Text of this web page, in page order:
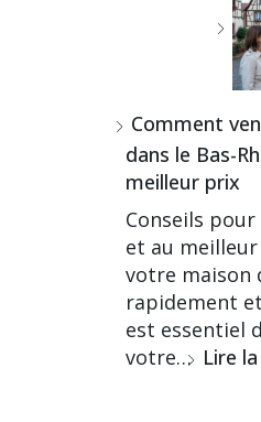
Comment
dans le Bas-
meilleur prix
Conseils
et au
votre maison
rapidement
est essentiel
votre… Lire